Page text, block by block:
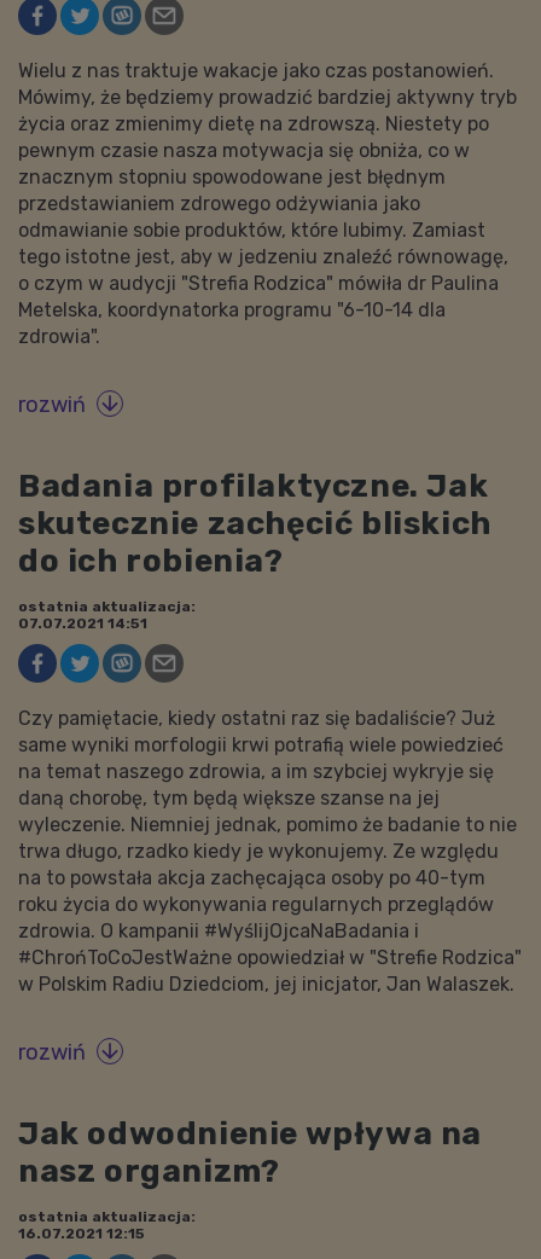
Wielu z nas traktuje wakacje jako czas postanowień.
Mówimy, że będziemy prowadzić bardziej aktywny tryb
życia oraz zmienimy dietę na zdrowszą. Niestety po
pewnym czasie nasza motywacja się obniża, co w
znacznym stopniu spowodowane jest błędnym
przedstawianiem zdrowego odżywiania jako
odmawianie sobie produktów, które lubimy. Zamiast
tego istotne jest, aby w jedzeniu znaleźć równowagę,
o czym w audycji "Strefia Rodzica" mówiła dr Paulina
Metelska, koordynatorka programu "6-10-14 dla
zdrowia".
rozwiń 
Badania profilaktyczne. Jak
skutecznie zachęcić bliskich
do ich robienia?
ostatnia aktualizacja:
07.07.2021 14:51
Czy pamiętacie, kiedy ostatni raz się badaliście? Już
same wyniki morfologii krwi potrafią wiele powiedzieć
na temat naszego zdrowia, a im szybciej wykryje się
daną chorobę, tym będą większe szanse na jej
wyleczenie. Niemniej jednak, pomimo że badanie to nie
trwa długo, rzadko kiedy je wykonujemy. Ze względu
na to powstała akcja zachęcająca osoby po 40-tym
roku życia do wykonywania regularnych przeglądów
zdrowia. O kampanii #WyślijOjcaNaBadania i
#ChrońToCoJestWażne opowiedział w "Strefie Rodzica"
w Polskim Radiu Dziedciom, jej inicjator, Jan Walaszek.
rozwiń 
Jak odwodnienie wpływa na
nasz organizm?
ostatnia aktualizacja:
16.07.2021 12:15